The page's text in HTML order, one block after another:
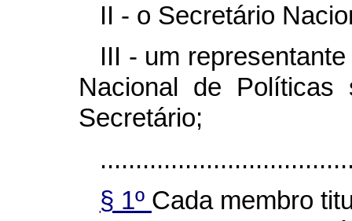
II - o Secretário
III - um
Nacional de Políticas
Secretário;
§ 1º Cada membro